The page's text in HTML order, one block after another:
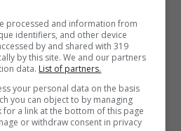
del corpo senza vita
processed and information from
identifiers, and other device
by and shared with 319
by this site. We and our partners
data. List of partners.
your personal data on the basis
you can object to by managing
a link at the bottom of this page
or withdraw consent in privacy